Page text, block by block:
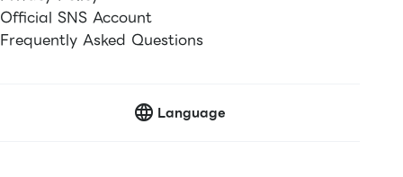
Official SNS Account
Frequently Asked Questions
Language